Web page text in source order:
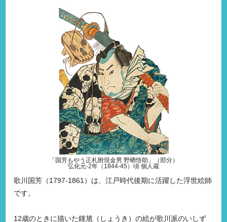
「国芳もやう正札附現金男 野晒悟助」（部分）
弘化元-2年（1844-45）頃 個人蔵
歌川国芳（1797-1861）は、江戸時代後期に活躍した浮世絵師
です。
12歳のときに描いた鍾馗（しょうき）の絵が歌川派のいしず